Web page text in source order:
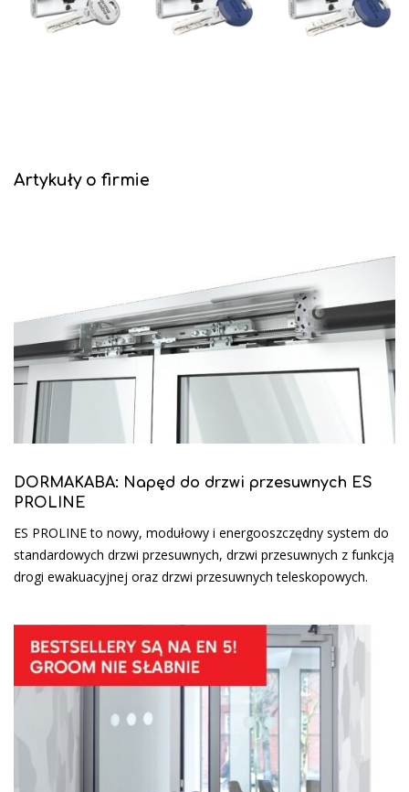
Artykuły o firmie
DORMAKABA: Napęd do drzwi przesuwnych ES
PROLINE
ES PROLINE to nowy, modułowy i energooszczędny system do
standardowych drzwi przesuwnych, drzwi przesuwnych z funkcją
drogi ewakuacyjnej oraz drzwi przesuwnych teleskopowych.